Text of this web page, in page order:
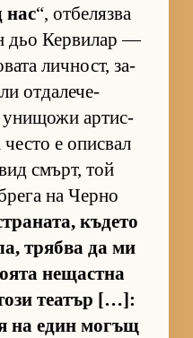
нас“, от­бе­лязва
дьо Кер­ви­лар —
лич­ност, за­
от­да­ле­че­
уни­щожи ар­тис­
е опис­вал
смърт, той
на Черно
къ­дето
трябва да ми
не­щас­тна
те­а­тър […]:
на един мо­гъщ